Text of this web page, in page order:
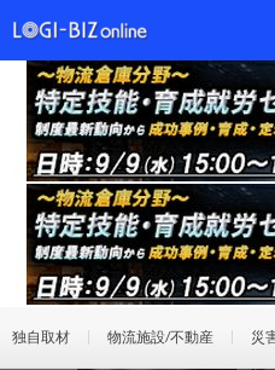
独自取材 物流施設/不動産 災